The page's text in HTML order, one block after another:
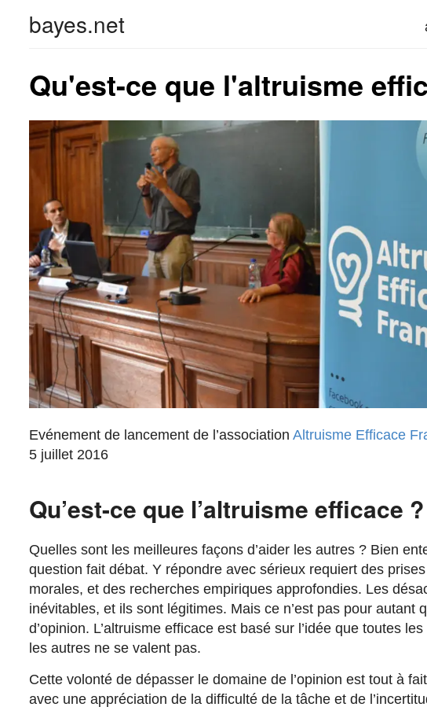
bayes.net
Qu'est-ce que l'altruisme
Evénement de lancement de l’association Altruisme Efficace
5 juillet 2016
Qu’est-ce que l’altruisme efficace ?
Quelles sont les meilleures façons d’aider les autres ? Bien
question fait débat. Y répondre avec sérieux requiert des
morales, et des recherches empiriques approfondies. Les
inévitables, et ils sont légitimes. Mais ce n’est pas pour autant
d’opinion. L’altruisme efficace est basé sur l’idée que toutes
les autres ne se valent pas.
Cette volonté de dépasser le domaine de l’opinion est tout à
avec une appréciation de la difficulté de la tâche et de